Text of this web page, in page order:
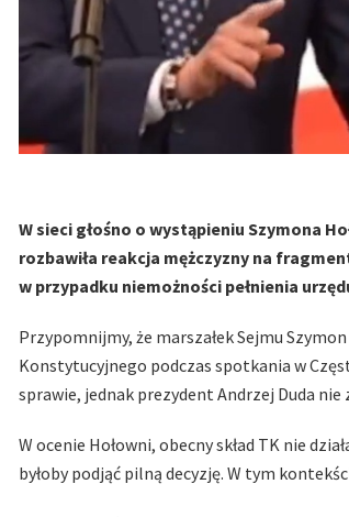
W sieci głośno o wystąpieniu Szymona
rozbawiła reakcja mężczyzny na
w przypadku niemożności pełnienia
Przypomnijmy, że marszałek Sejmu
Konstytucyjnego podczas spotkania w
sprawie, jednak prezydent Andrzej Duda nie
W ocenie Hołowni, obecny skład TK nie
byłoby podjąć pilną decyzję. W tym